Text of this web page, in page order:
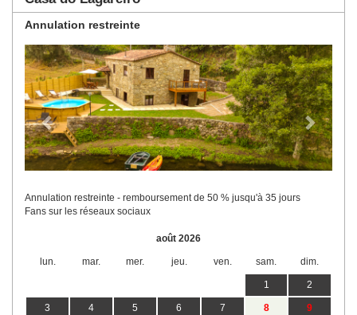
Annulation restreinte
Previous Next
Annulation restreinte - remboursement de 50 % jusqu'à 35 jours
Fans sur les réseaux sociaux
août 2026
lun. mar. mer. jeu. ven. sam. dim.
1 2
3 4 5 6 7 8 9